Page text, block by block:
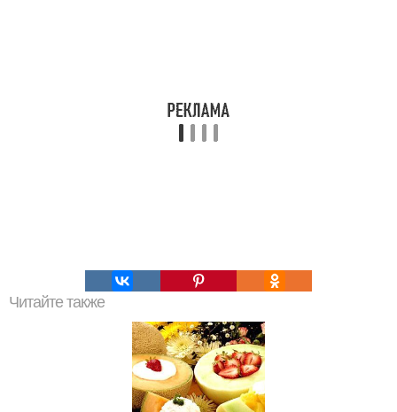
Читайте также